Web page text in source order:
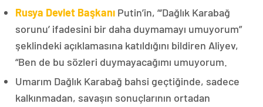
Rusya Devlet Başkanı Putin’in, “‘Dağlık Karabağ
sorunu’ ifadesini bir daha duymamayı umuyorum”
şeklindeki açıklamasına katıldığını bildiren Aliyev,
“Ben de bu sözleri duymayacağımı umuyorum.
Umarım Dağlık Karabağ bahsi geçtiğinde, sadece
kalkınmadan, savaşın sonuçlarının ortadan